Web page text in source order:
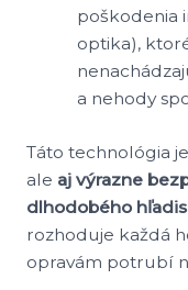
poškodenia
optika),
a nehody
Táto technológia
ale aj výrazne
dlhodobého
rozhoduje každá
opravám potrubí